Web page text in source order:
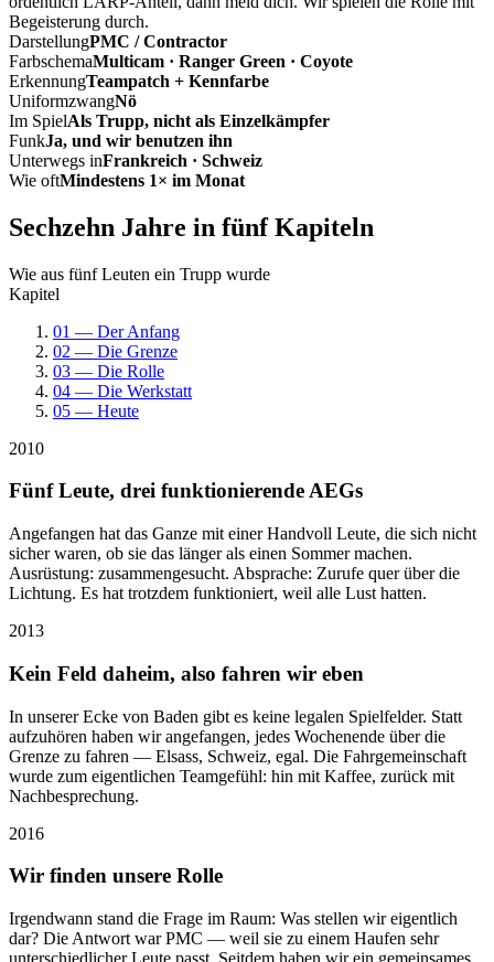
Begeisterung durch.
DarstellungPMC / Contractor
FarbschemaMulticam · Ranger Green · Coyote
ErkennungTeampatch + Kennfarbe
UniformzwangNö
Im SpielAls Trupp, nicht als Einzelkämpfer
FunkJa, und wir benutzen ihn
Unterwegs inFrankreich · Schweiz
Wie oftMindestens 1× im Monat
Sechzehn Jahre in fünf Kapiteln
Wie aus fünf Leuten ein Trupp wurde
Kapitel
01 — Der Anfang
02 — Die Grenze
03 — Die Rolle
04 — Die Werkstatt
05 — Heute
2010
Fünf Leute, drei funktionierende AEGs
Angefangen hat das Ganze mit einer Handvoll Leute, die sich nicht
sicher waren, ob sie das länger als einen Sommer machen.
Ausrüstung: zusammengesucht. Absprache: Zurufe quer über die
Lichtung. Es hat trotzdem funktioniert, weil alle Lust hatten.
2013
Kein Feld daheim, also fahren wir eben
In unserer Ecke von Baden gibt es keine legalen Spielfelder. Statt
aufzuhören haben wir angefangen, jedes Wochenende über die
Grenze zu fahren — Elsass, Schweiz, egal. Die Fahrgemeinschaft
wurde zum eigentlichen Teamgefühl: hin mit Kaffee, zurück mit
Nachbesprechung.
2016
Wir finden unsere Rolle
Irgendwann stand die Frage im Raum: Was stellen wir eigentlich
dar? Die Antwort war PMC — weil sie zu einem Haufen sehr
unterschiedlicher Leute passt. Seitdem haben wir ein gemeinsames